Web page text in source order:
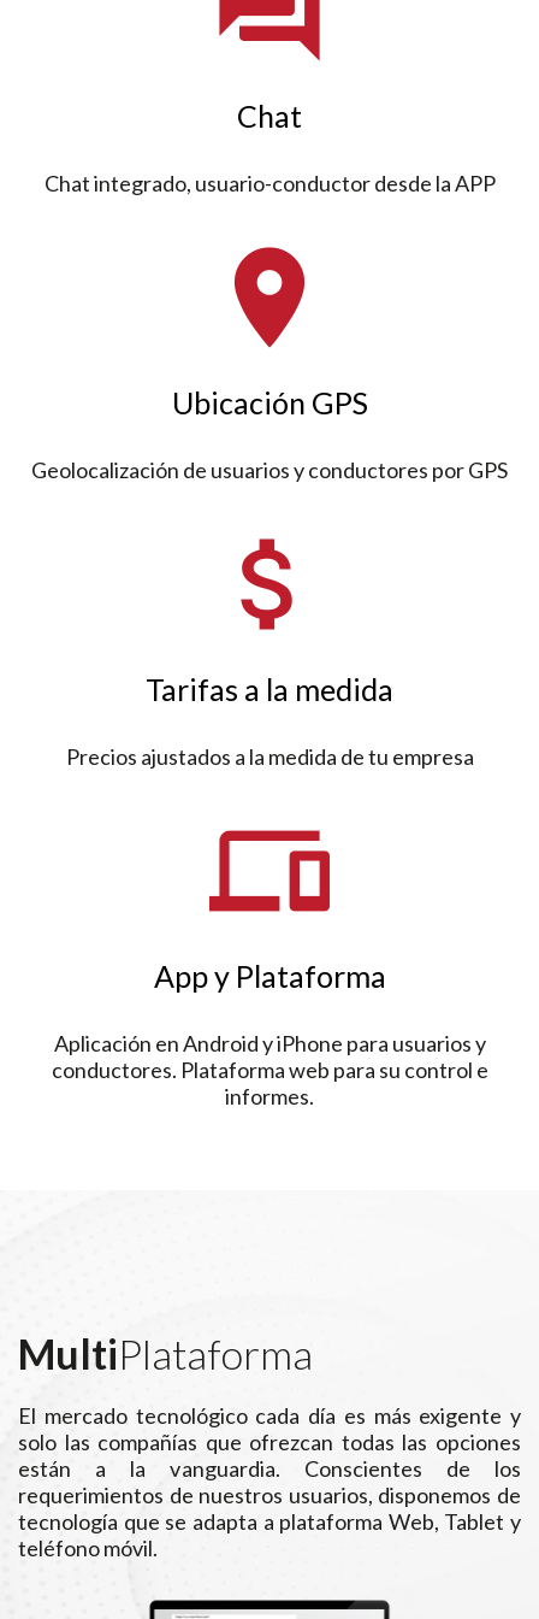
Chat
Chat integrado, usuario-conductor desde la APP
place
Ubicación GPS
Geolocalización de usuarios y conductores por GPS
attach_money
Tarifas a la medida
Precios ajustados a la medida de tu empresa
devices
App y Plataforma
Aplicación en Android y iPhone para usuarios y
conductores. Plataforma web para su control e
informes.
MultiPlataforma
El mercado tecnológico cada día es más exigente y
solo las compañías que ofrezcan todas las opciones
están a la vanguardia. Conscientes de los
requerimientos de nuestros usuarios, disponemos de
tecnología que se adapta a plataforma Web, Tablet y
teléfono móvil.